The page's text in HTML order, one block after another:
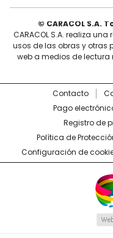
© CARACOL S.A.
CARACOL S.A. realiza
usos de las obras y otras
web a medios de
Contacto
Pago
Registro de
Política de
Configuración de